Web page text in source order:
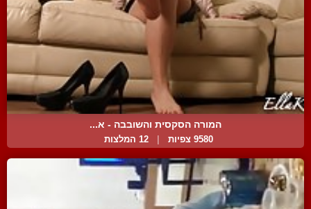
המורה הסקסית והשובבה - א...
9580 צפיות 12 המלצות